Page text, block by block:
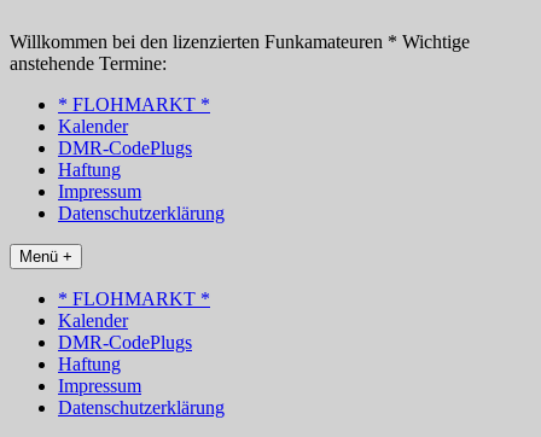
Inhalt
springen
Willkommen bei den lizenzierten Funkamateuren * Wichtige
anstehende Termine:
* FLOHMARKT *
Kalender
DMR-CodePlugs
Haftung
Impressum
Datenschutzerklärung
Menü +
* FLOHMARKT *
Kalender
DMR-CodePlugs
Haftung
Impressum
Datenschutzerklärung